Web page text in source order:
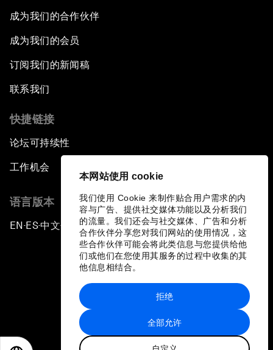
本网站使用 cookie
我们使用 Cookie 来制作贴合用户需求的内
容与广告、提供社交媒体功能以及分析我们
的流量。我们还会与社交媒体、广告和分析
合作伙伴分享您对我们网站的使用情况，这
些合作伙伴可能会将此类信息与您提供给他
们或他们在您使用其服务的过程中收集的其
他信息相结合。
全部允许
拒绝
成为我们的合作伙伴
成为我们的会员
订阅我们的新闻稿
联系我们
快捷链接
论坛可持续性
工作机会
语言版本
EN ▪ES▪中文▪ 日本語
站点地图